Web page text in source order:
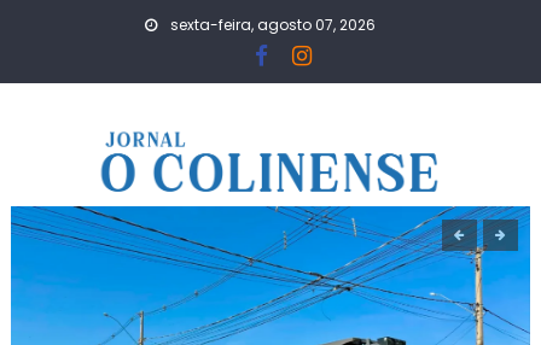
sexta-feira, agosto 07, 2026